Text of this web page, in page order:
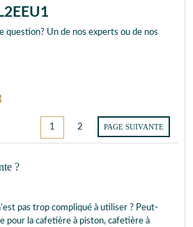
question? Un de nos experts ou de nos
1 2 PAGE SUIVANTE
?
pas trop compliqué à utiliser ? Peut-
pour la cafetière à piston, cafetière à